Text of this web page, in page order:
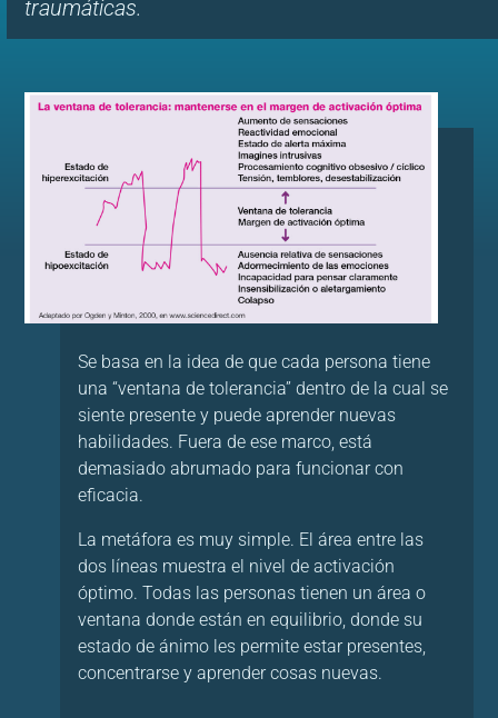
traumáticas.
Se basa en la idea de que cada persona tiene
una “ventana de tolerancia” dentro de la cual se
siente presente y puede aprender nuevas
habilidades. Fuera de ese marco, está
demasiado abrumado para funcionar con
eficacia.
La metáfora es muy simple. El área entre las
dos líneas muestra el nivel de activación
óptimo. Todas las personas tienen un área o
ventana donde están en equilibrio, donde su
estado de ánimo les permite estar presentes,
concentrarse y aprender cosas nuevas.